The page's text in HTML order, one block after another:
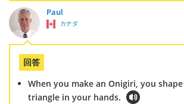
Paul
カナダ
回答
When you make an Onigiri, you
triangle in your hands.